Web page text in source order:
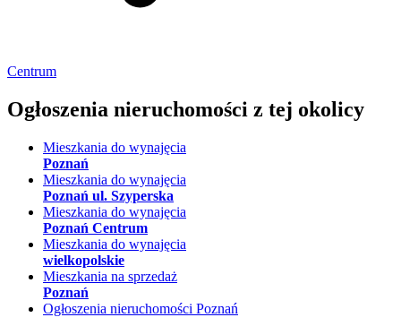
Centrum
Ogłoszenia nieruchomości z tej okolicy
Mieszkania do wynajęcia
Poznań
Mieszkania do wynajęcia
Poznań ul. Szyperska
Mieszkania do wynajęcia
Poznań Centrum
Mieszkania do wynajęcia
wielkopolskie
Mieszkania na sprzedaż
Poznań
Ogłoszenia nieruchomości Poznań